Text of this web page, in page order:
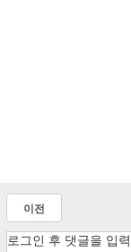
이전